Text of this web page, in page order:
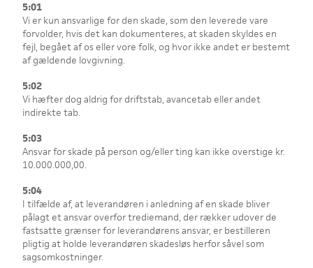
5:01
Vi er kun ansvarlige for den skade, som den leverede vare
forvolder, hvis det kan dokumenteres, at skaden skyldes en
fejl, begået af os eller vore folk, og hvor ikke andet er bestemt
af gældende lovgivning.
5:02
Vi hæfter dog aldrig for driftstab, avancetab eller andet
indirekte tab.
5:03
Ansvar for skade på person og/eller ting kan ikke overstige kr.
10.000.000,00.
5:04
I tilfælde af, at leverandøren i anledning af en skade bliver
pålagt et ansvar overfor trediemand, der rækker udover de
fastsatte grænser for leverandørens ansvar, er bestilleren
pligtig at holde leverandøren skadesløs herfor såvel som
sagsomkostninger.